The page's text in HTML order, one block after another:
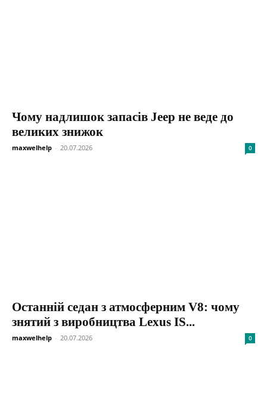
Чому надлишок запасів Jeep не веде до
великих знижок
maxwelhelp - 20.07.2026 0
Останній седан з атмосферним V8: чому
знятий з виробництва Lexus IS...
maxwelhelp - 20.07.2026 0